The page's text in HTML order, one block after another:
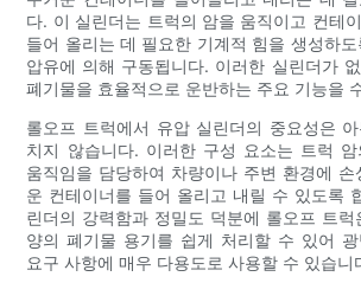
다. 이 실린더는 트럭의 암을 움직이고 컨테
들어 올리는 데 필요한 기계적 힘을 생성하
압유에 의해 구동됩니다. 이러한 실린더가
폐기물을 효율적으로 운반하는 주요 기능을
롤오프 트럭에서 유압 실린더의 중요성은
치지 않습니다. 이러한 구성 요소는 트럭
움직임을 담당하여 차량이나 주변 환경에
운 컨테이너를 들어 올리고 내릴 수 있도록
린더의 강력함과 정밀도 덕분에 롤오프 트
양의 폐기물 용기를 쉽게 처리할 수 있어
요구 사항에 매우 다용도로 사용할 수 있습니